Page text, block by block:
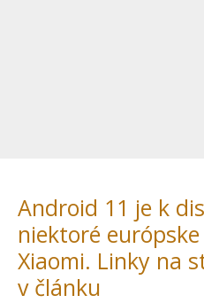
Android 11 je k
niektoré
Xiaomi. Linky na
v článku